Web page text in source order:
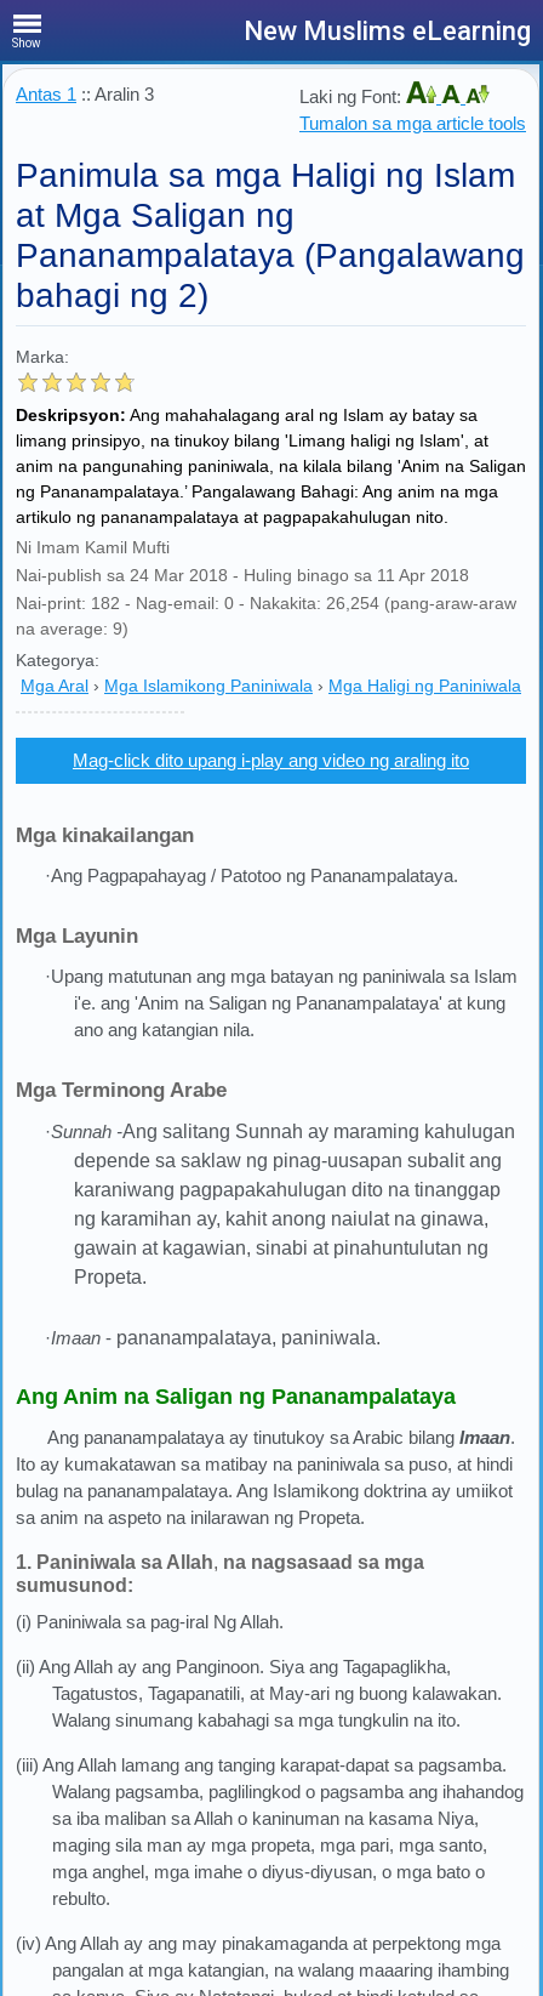
Show New Muslims eLearning
Antas 1 :: Aralin 3
Laki ng Font:
Tumalon sa mga article tools
Panimula sa mga Haligi ng Islam
at Mga Saligan ng
Pananampalataya (Pangalawang
bahagi ng 2)
Marka:
Deskripsyon: Ang mahahalagang aral ng Islam ay batay sa
limang prinsipyo, na tinukoy bilang 'Limang haligi ng Islam', at
anim na pangunahing paniniwala, na kilala bilang 'Anim na Saligan
ng Pananampalataya.’ Pangalawang Bahagi: Ang anim na mga
artikulo ng pananampalataya at pagpapakahulugan nito.
Ni Imam Kamil Mufti
Nai-publish sa 24 Mar 2018 - Huling binago sa 11 Apr 2018
Nai-print: 182 - Nag-email: 0 - Nakakita: 26,254 (pang-araw-araw
na average: 9)
Kategorya:
Mga Aral › Mga Islamikong Paniniwala › Mga Haligi ng Paniniwala
Mag-click dito upang i-play ang video ng araling ito
Mga kinakailangan
·Ang Pagpapahayag / Patotoo ng Pananampalataya.
Mga Layunin
·Upang matutunan ang mga batayan ng paniniwala sa Islam
i'e. ang 'Anim na Saligan ng Pananampalataya' at kung
ano ang katangian nila.
Mga Terminong Arabe
·Sunnah -Ang salitang Sunnah ay maraming kahulugan
depende sa saklaw ng pinag-uusapan subalit ang
karaniwang pagpapakahulugan dito na tinanggap
ng karamihan ay, kahit anong naiulat na ginawa,
gawain at kagawian, sinabi at pinahuntulutan ng
Propeta.
·Imaan - pananampalataya, paniniwala.
Ang Anim na Saligan ng Pananampalataya
Ang pananampalataya ay tinutukoy sa Arabic bilangImaan.
Ito ay kumakatawan sa matibay na paniniwala sa puso, at hindi
bulag na pananampalataya. Ang Islamikong doktrina ay umiikot
sa anim na aspeto na inilarawan ng Propeta.
1. Paniniwala sa Allah, na nagsasaad sa mga
sumusunod:
(i) Paniniwala sa pag-iral Ng Allah.
(ii) Ang Allah ay ang Panginoon. Siya ang Tagapaglikha,
Tagatustos, Tagapanatili, at May-ari ng buong kalawakan.
Walang sinumang kabahagi sa mga tungkulin na ito.
(iii) Ang Allah lamang ang tanging karapat-dapat sa pagsamba.
Walang pagsamba, paglilingkod o pagsamba ang ihahandog
sa iba maliban sa Allah o kaninuman na kasama Niya,
maging sila man ay mga propeta, mga pari, mga santo,
mga anghel, mga imahe o diyus-diyusan, o mga bato o
rebulto.
(iv) Ang Allah ay ang may pinakamaganda at perpektong mga
pangalan at mga katangian, na walang maaaring ihambing